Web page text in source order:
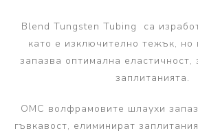
Blend Tungsten Tubing са
като е изключително тежък,
запазва оптимална еластичност,
заплитанията.
OMC волфрамовите шлаухи
гъвкавост, елиминират